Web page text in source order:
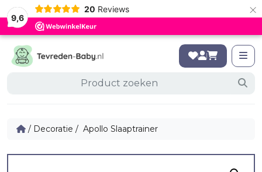
9,6
20 Reviews ×
/ Decoratie / Apollo Slaaptrainer